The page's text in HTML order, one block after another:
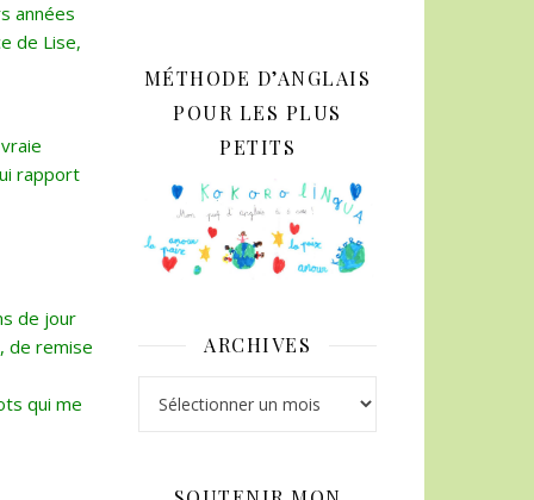
années
de Lise,
rapport
de jour
de remise
qui me
MÉTHODE D’ANGLAIS
POUR LES PLUS
PETITS
ARCHIVES